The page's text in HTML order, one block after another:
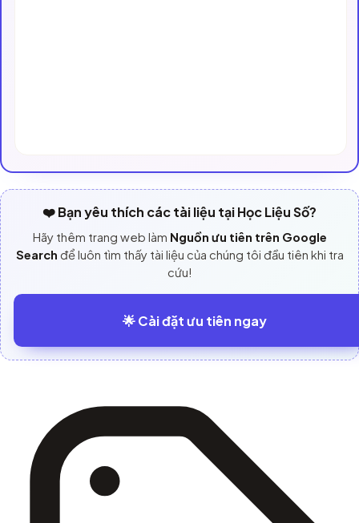
❤️ Bạn yêu thích các tài liệu tại Học Liệu Số?
Hãy thêm trang web làm Nguồn ưu tiên trên Google
Search để luôn tìm thấy tài liệu của chúng tôi đầu tiên khi tra
cứu!
🌟 Cài đặt ưu tiên ngay